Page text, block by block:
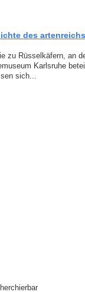
des
zu Rüsselkäfern, an
Karlsruhe
sich...